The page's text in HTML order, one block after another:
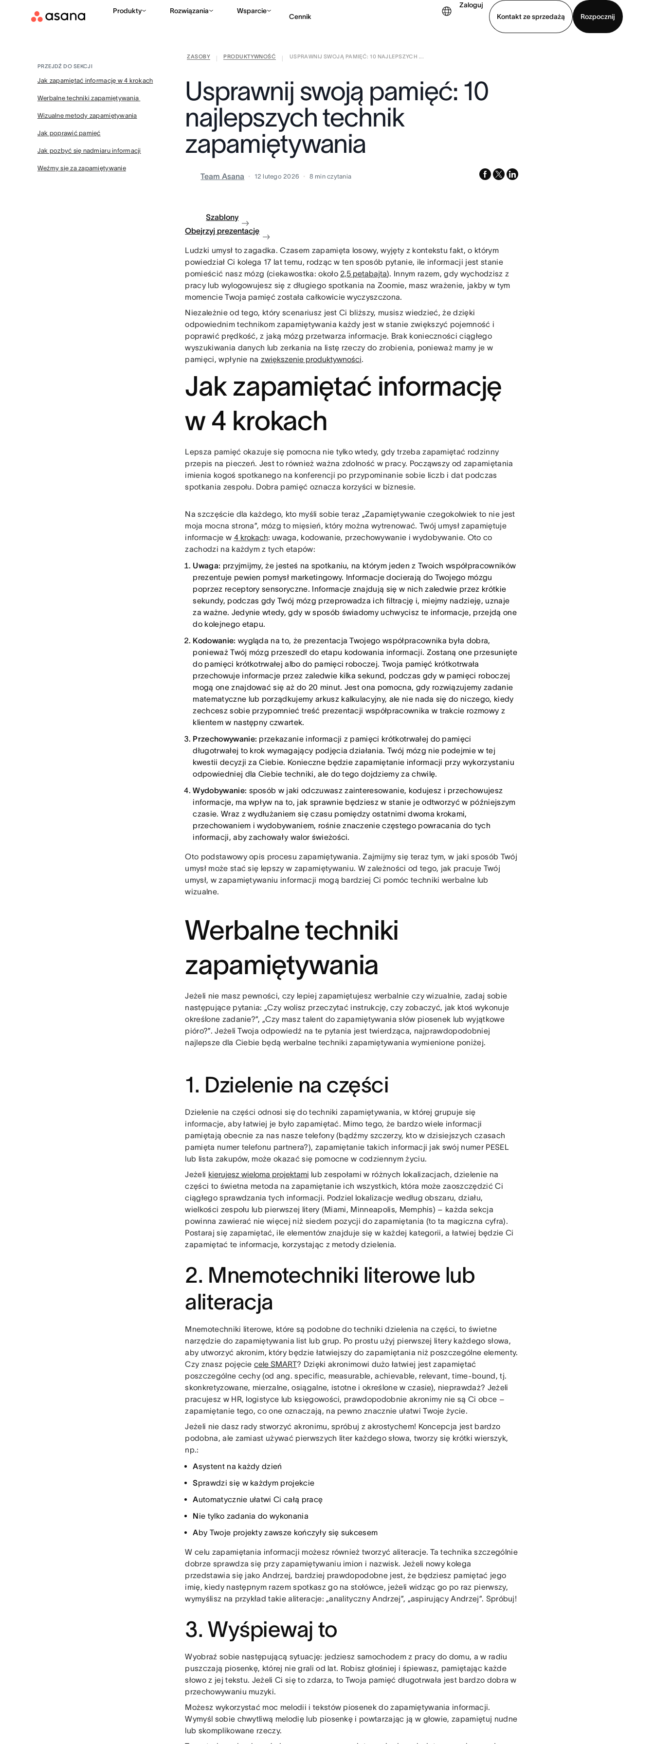
Produkty Rozwiązania Wsparcie
Cennik
Zaloguj
Kontakt ze sprzedażą
Rozpocznij
Kontakt ze sprzedażą
ZASOBY PRODUKTYWNOŚĆ USPRAWNIJ SWOJĄ PAMIĘĆ: 10 NAJLEPSZYCH ...
Usprawnij swoją pamięć: 10
najlepszych technik
zapamiętywania
Team Asana 12 lutego 2026 8 min czytania facebook
x-
linkedin
PRZEJDŹ DO SEKCJI
Jak zapamiętać informację w 4 krokach
Werbalne techniki zapamiętywania
Wizualne metody zapamiętywania
Jak poprawić pamięć
Jak pozbyć się nadmiaru informacji
Weźmy się za zapamiętywanie
Szablony
Obejrzyj prezentację
Ludzki umysł to zagadka. Czasem zapamięta losowy, wyjęty z kontekstu fakt, o którym
powiedział Ci kolega 17 lat temu, rodząc w ten sposób pytanie, ile informacji jest stanie
pomieścić nasz mózg (ciekawostka: około 2,5 petabajta). Innym razem, gdy wychodzisz z
pracy lub wylogowujesz się z długiego spotkania na Zoomie, masz wrażenie, jakby w tym
momencie Twoja pamięć została całkowicie wyczyszczona.
Niezależnie od tego, który scenariusz jest Ci bliższy, musisz wiedzieć, że dzięki
odpowiednim technikom zapamiętywania każdy jest w stanie zwiększyć pojemność i
poprawić prędkość, z jaką mózg przetwarza informacje. Brak konieczności ciągłego
wyszukiwania danych lub zerkania na listę rzeczy do zrobienia, ponieważ mamy je w
pamięci, wpłynie na zwiększenie produktywności.
Jak zapamiętać informację
w 4 krokach
Lepsza pamięć okazuje się pomocna nie tylko wtedy, gdy trzeba zapamiętać rodzinny
przepis na pieczeń. Jest to również ważna zdolność w pracy. Począwszy od zapamiętania
imienia kogoś spotkanego na konferencji po przypominanie sobie liczb i dat podczas
spotkania zespołu. Dobra pamięć oznacza korzyści w biznesie.
Na szczęście dla każdego, kto myśli sobie teraz „Zapamiętywanie czegokolwiek to nie jest
moja mocna strona”, mózg to mięsień, który można wytrenować. Twój umysł zapamiętuje
informacje w 4 krokach: uwaga, kodowanie, przechowywanie i wydobywanie. Oto co
zachodzi na każdym z tych etapów:
Uwaga: przyjmijmy, że jesteś na spotkaniu, na którym jeden z Twoich współpracowników
prezentuje pewien pomysł marketingowy. Informacje docierają do Twojego mózgu
poprzez receptory sensoryczne. Informacje znajdują się w nich zaledwie przez krótkie
sekundy, podczas gdy Twój mózg przeprowadza ich filtrację i, miejmy nadzieję, uznaje
za ważne. Jedynie wtedy, gdy w sposób świadomy uchwycisz te informacje, przejdą one
do kolejnego etapu.
Kodowanie: wygląda na to, że prezentacja Twojego współpracownika była dobra,
ponieważ Twój mózg przeszedł do etapu kodowania informacji. Zostaną one przesunięte
do pamięci krótkotrwałej albo do pamięci roboczej. Twoja pamięć krótkotrwała
przechowuje informacje przez zaledwie kilka sekund, podczas gdy w pamięci roboczej
mogą one znajdować się aż do 20 minut. Jest ona pomocna, gdy rozwiązujemy zadanie
matematyczne lub porządkujemy arkusz kalkulacyjny, ale nie nada się do niczego, kiedy
zechcesz sobie przypomnieć treść prezentacji współpracownika w trakcie rozmowy z
klientem w następny czwartek.
Przechowywanie: przekazanie informacji z pamięci krótkotrwałej do pamięci
długotrwałej to krok wymagający podjęcia działania. Twój mózg nie podejmie w tej
kwestii decyzji za Ciebie. Konieczne będzie zapamiętanie informacji przy wykorzystaniu
odpowiedniej dla Ciebie techniki, ale do tego dojdziemy za chwilę.
Wydobywanie: sposób w jaki odczuwasz zainteresowanie, kodujesz i przechowujesz
informacje, ma wpływ na to, jak sprawnie będziesz w stanie je odtworzyć w późniejszym
czasie. Wraz z wydłużaniem się czasu pomiędzy ostatnimi dwoma krokami,
przechowaniem i wydobywaniem, rośnie znaczenie częstego powracania do tych
informacji, aby zachowały walor świeżości.
Oto podstawowy opis procesu zapamiętywania. Zajmijmy się teraz tym, w jaki sposób Twój
umysł może stać się lepszy w zapamiętywaniu. W zależności od tego, jak pracuje Twój
umysł, w zapamiętywaniu informacji mogą bardziej Ci pomóc techniki werbalne lub
wizualne.
Werbalne techniki
zapamiętywania
Jeżeli nie masz pewności, czy lepiej zapamiętujesz werbalnie czy wizualnie, zadaj sobie
następujące pytania: „Czy wolisz przeczytać instrukcję, czy zobaczyć, jak ktoś wykonuje
określone zadanie?”, „Czy masz talent do zapamiętywania słów piosenek lub wyjątkowe
pióro?”. Jeżeli Twoja odpowiedź na te pytania jest twierdząca, najprawdopodobniej
najlepsze dla Ciebie będą werbalne techniki zapamiętywania wymienione poniżej.
1. Dzielenie na części
Dzielenie na części odnosi się do techniki zapamiętywania, w której grupuje się
informacje, aby łatwiej je było zapamiętać. Mimo tego, że bardzo wiele informacji
pamiętają obecnie za nas nasze telefony (bądźmy szczerzy, kto w dzisiejszych czasach
pamięta numer telefonu partnera?), zapamiętanie takich informacji jak swój numer PESEL
lub lista zakupów, może okazać się pomocne w codziennym życiu.
Jeżeli kierujesz wieloma projektami lub zespołami w różnych lokalizacjach, dzielenie na
części to świetna metoda na zapamiętanie ich wszystkich, która może zaoszczędzić Ci
ciągłego sprawdzania tych informacji. Podziel lokalizacje według obszaru, działu,
wielkości zespołu lub pierwszej litery (Miami, Minneapolis, Memphis) – każda sekcja
powinna zawierać nie więcej niż siedem pozycji do zapamiętania (to ta magiczna cyfra).
Postaraj się zapamiętać, ile elementów znajduje się w każdej kategorii, a łatwiej będzie Ci
zapamiętać te informacje, korzystając z metody dzielenia.
2. Mnemotechniki literowe lub
aliteracja
Mnemotechniki literowe, które są podobne do techniki dzielenia na części, to świetne
narzędzie do zapamiętywania list lub grup. Po prostu użyj pierwszej litery każdego słowa,
aby utworzyć akronim, który będzie łatwiejszy do zapamiętania niż poszczególne elementy.
Czy znasz pojęciecele SMART? Dzięki akronimowi dużo łatwiej jest zapamiętać
poszczególne cechy (od ang. specific, measurable, achievable, relevant, time-bound, tj.
skonkretyzowane, mierzalne, osiągalne, istotne i określone w czasie), nieprawdaż? Jeżeli
pracujesz w HR, logistyce lub księgowości, prawdopodobnie akronimy nie są Ci obce –
zapamiętanie tego, co one oznaczają, na pewno znacznie ułatwi Twoje życie.
Jeżeli nie dasz rady stworzyć akronimu, spróbuj z akrostychem! Koncepcja jest bardzo
podobna, ale zamiast używać pierwszych liter każdego słowa, tworzy się krótki wierszyk,
np.:
Asystent na każdy dzień
Sprawdzi się w każdym projekcie
Automatycznie ułatwi Ci całą pracę
Nie tylko zadania do wykonania
Aby Twoje projekty zawsze kończyły się sukcesem
W celu zapamiętania informacji możesz również tworzyć aliteracje. Ta technika szczególnie
dobrze sprawdza się przy zapamiętywaniu imion i nazwisk. Jeżeli nowy kolega
przedstawia się jako Andrzej, bardziej prawdopodobne jest, że będziesz pamiętać jego
imię, kiedy następnym razem spotkasz go na stołówce, jeżeli widząc go po raz pierwszy,
wymyślisz na przykład takie aliteracje: „analityczny Andrzej”, „aspirujący Andrzej”. Spróbuj!
3. Wyśpiewaj to
Wyobraź sobie następującą sytuację: jedziesz samochodem z pracy do domu, a w radiu
puszczają piosenkę, której nie grali od lat. Robisz głośniej i śpiewasz, pamiętając każde
słowo z jej tekstu. Jeżeli Ci się to zdarza, to Twoja pamięć długotrwała jest bardzo dobra w
przechowywaniu muzyki.
Możesz wykorzystać moc melodii i tekstów piosenek do zapamiętywania informacji.
Wymyśl sobie chwytliwą melodię lub piosenkę i powtarzając ją w głowie, zapamiętuj nudne
lub skomplikowane rzeczy.